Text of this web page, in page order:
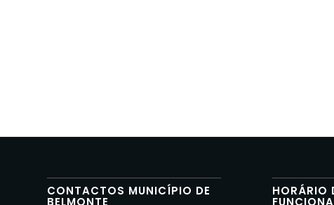
CONTACTOS MUNICÍPIO DE
BELMONTE
HORÁRIO